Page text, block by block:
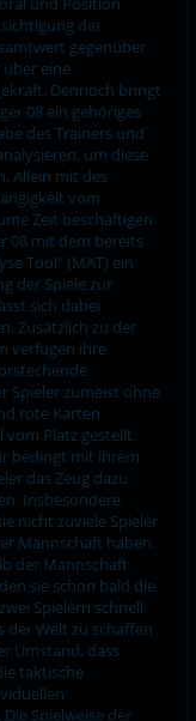
der
gegenüber
eine
Dennoch bringt
08 ein gehöriges
des Trainers und
um diese
Allein mit des
vom
Zeit beschäftigen.
08 mit dem bereits
Tool" (MAT) ein
der Spiele zur
sich dabei
Zusätzlich zu der
verfügen ihre
Spieler zumeist ohne
rote Karten
Platz gestellt.
bedingt mit ihrem
das Zeug dazu
Insbesondere
nicht zuviele Spieler
Mannschaft haben.
der Mannschaft
sie schon bald die
Spielern schnell
der Welt zu schaffen
Umstand, dass
taktische
Spielweise der